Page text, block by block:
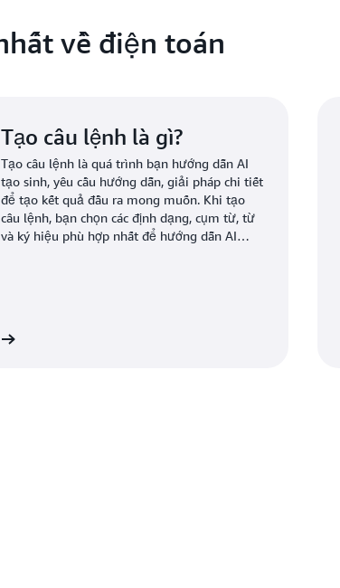
về điện toán
Tạo câu lệnh là gì?
Tạo câu lệnh là quá trình bạn hướng dẫn AI
tạo sinh, yêu cầu hướng dẫn, giải pháp chi tiết
để tạo kết quả đầu ra mong muốn. Khi tạo
câu lệnh, bạn chọn các định dạng, cụm từ, từ
và ký hiệu phù hợp nhất để hướng dẫn AI
hoạt động như mong đợi.